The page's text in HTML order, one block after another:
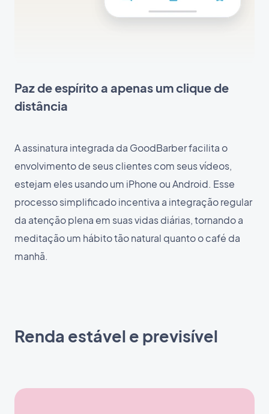
Paz de espírito a apenas um clique de
distância
A assinatura integrada da GoodBarber facilita o
envolvimento de seus clientes com seus vídeos,
estejam eles usando um iPhone ou Android. Esse
processo simplificado incentiva a integração regular
da atenção plena em suas vidas diárias, tornando a
meditação um hábito tão natural quanto o café da
manhã.
Renda estável e previsível